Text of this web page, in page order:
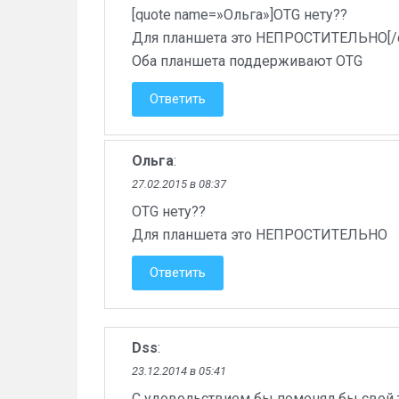
[quote name=»Ольга»]OTG нету??
Для планшета это НЕПРОСТИТЕЛЬНО[/
Оба планшета поддерживают OTG
Ответить
Ольга:
27.02.2015 в 08:37
OTG нету??
Для планшета это НЕПРОСТИТЕЛЬНО
Ответить
Dss:
23.12.2014 в 05:41